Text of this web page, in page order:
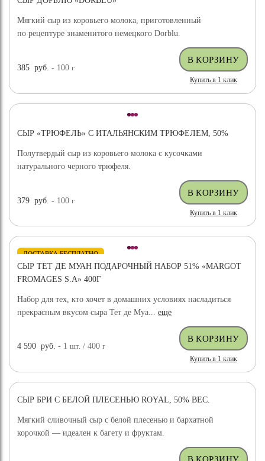
Мягкий сыр из коровьего молока, приготовленный
по рецептуре знаменитого немецкого Dorblu.
385 руб. - 100г
Купить в 1 клик
СЫР «ТРЮФЕЛЬ» С ИТАЛЬЯНСКИМ ТРЮФЕЛЕМ, 50%
Полутвердый сыр из коровьего молока с кусочками
натурального черного трюфеля.
379 руб. - 100г
Купить в 1 клик
ДОСТАВКА БЕСПЛАТНО
СЫР ТЕТ ДЕ МУАН ПОДАРОЧНЫЙ НАБОР 51% «MARGOT
FROMAGES S.A» 400Г
Набор для тех, кто хочет в домашних условиях насладиться
прекрасным вкусом сыра Тет де Муа...еще
4 590 руб. - 1шт. / 400г
Купить в 1 клик
СЫР БРИ С БЕЛОЙ ПЛЕСЕНЬЮ ROYAL, 50% ВЕС.
Мягкий сливочный сыр с белой плесенью и бархатной
корочкой — идеален к багету и фруктам.